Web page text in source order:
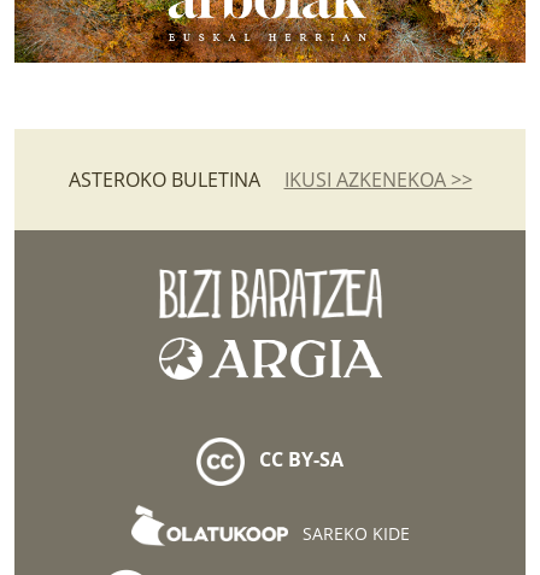
ASTEROKO BULETINA IKUSI AZKENEKOA >>
CC BY-SA
SAREKO KIDE